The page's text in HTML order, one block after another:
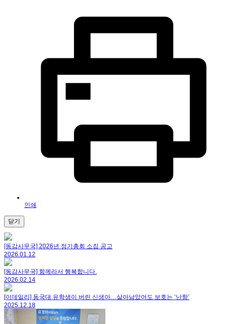
인쇄
닫기
[동감사무국] 2026년 정기총회 소집 공고
2026.01.12
[동감사무국] 함께라서 행복합니다.
2026.02.14
[이데일리] 동국대 유학생이 버린 신생아…살아남았어도 보호는 ‘난항’
2025.12.18